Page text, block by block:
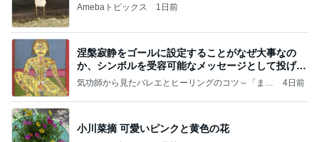
Amebaトピックス 1日前
涅槃寂静をゴールに設定することがなぜ大事なの
か、シンボルを受容可能なメッセージとして投げる
ことが
気功師から見たバレエとヒーリングのコツ～「まと
4日前
小川菜摘 可愛いピンクと黄色の花